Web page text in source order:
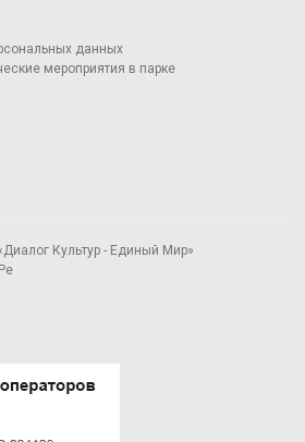
данных
мероприятия в парке
Культур - Единый Мир»